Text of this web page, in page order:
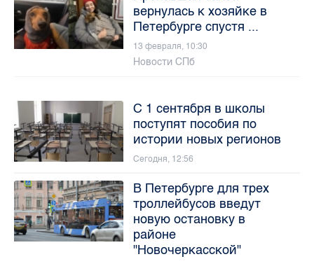
вернулась к хозяйке в
Петербурге спустя ...
13 февраля, 10:30
Новости СПб
С 1 сентября в школы
поступят пособия по
истории новых регионов
Сегодня, 12:56
В Петербурге для трех
троллейбусов введут
новую остановку в
районе
"Новочеркасской"